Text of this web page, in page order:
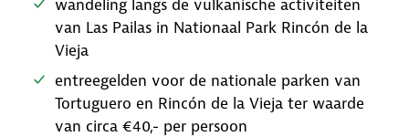
wandeling langs de vulkanische activiteiten
van Las Pailas in Nationaal Park Rincón de la
Vieja
entreegelden voor de nationale parken van
Tortuguero en Rincón de la Vieja ter waarde
van circa €40,- per persoon